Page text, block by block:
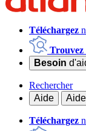
Téléchargez
Trouvez
Besoin
Rechercher
Aide
Aide
Téléchargez